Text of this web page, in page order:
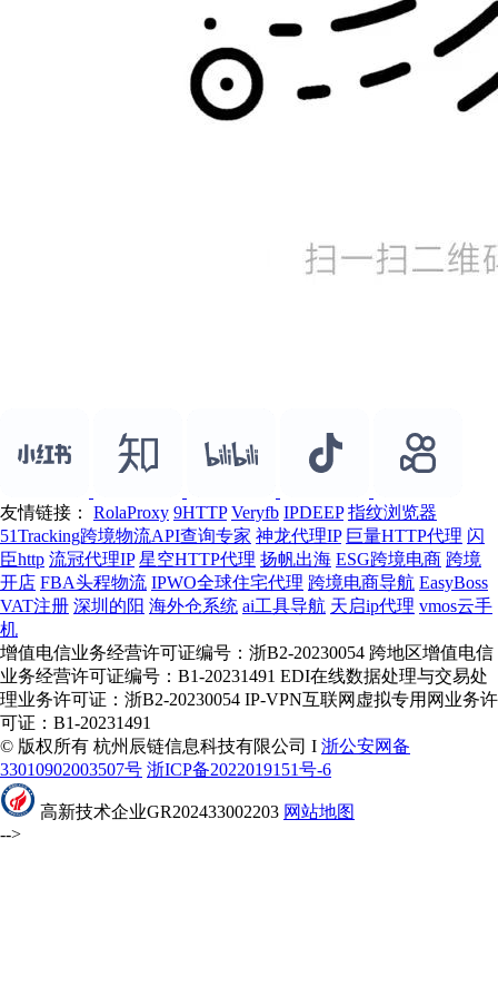
友情链接： RolaProxy 9HTTP Veryfb IPDEEP 指纹浏览器
51Tracking跨境物流API查询专家 神龙代理IP 巨量HTTP代理 闪
臣http 流冠代理IP 星空HTTP代理 扬帆出海 ESG跨境电商 跨境
开店 FBA头程物流 IPWO全球住宅代理 跨境电商导航 EasyBoss
VAT注册 深圳的阳 海外仓系统 ai工具导航 天启ip代理 vmos云手
机
增值电信业务经营许可证编号：浙B2-20230054 跨地区增值电信
业务经营许可证编号：B1-20231491 EDI在线数据处理与交易处
理业务许可证：浙B2-20230054 IP-VPN互联网虚拟专用网业务许
可证：B1-20231491
© 版权所有 杭州辰链信息科技有限公司 I 浙公安网备
33010902003507号 浙ICP备2022019151号-6
高新技术企业GR202433002203 网站地图
-->